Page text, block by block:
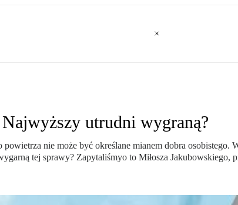
utrudni wygraną?
nie może być określane mianem dobra osobistego.
tej sprawy? Zapytaliśmyo to Miłosza Jakubowskiego,